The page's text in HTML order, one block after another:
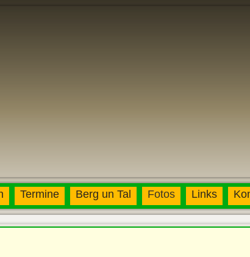
Termine Berg un Tal Fotos Links